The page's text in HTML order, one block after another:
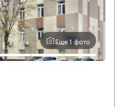
Еще 1 фото